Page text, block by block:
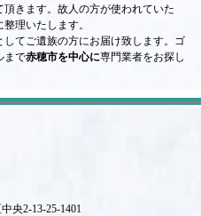
きます。故人の方が使われていた
理いたします。
てご遺族の方にお届け致します。ゴ
まで赤穂市を中心に専門業者をお探し
央2-13-25-1401